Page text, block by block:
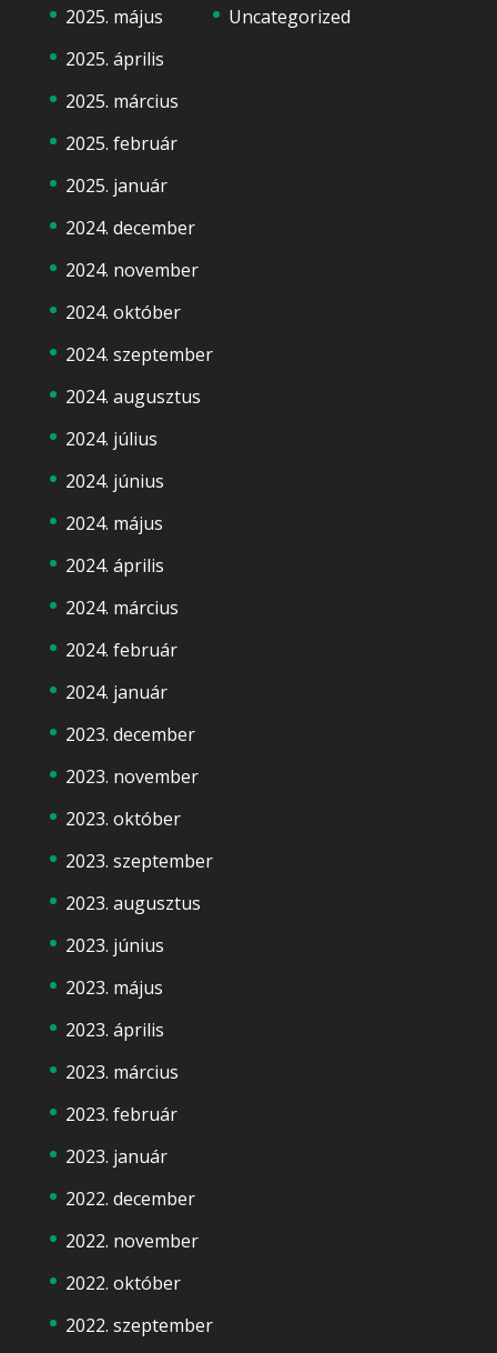
2025. május
2025. április
2025. március
2025. február
2025. január
2024. december
2024. november
2024. október
2024. szeptember
2024. augusztus
2024. július
2024. június
2024. május
2024. április
2024. március
2024. február
2024. január
2023. december
2023. november
2023. október
2023. szeptember
2023. augusztus
2023. június
2023. május
2023. április
2023. március
2023. február
2023. január
2022. december
2022. november
2022. október
2022. szeptember
Uncategorized